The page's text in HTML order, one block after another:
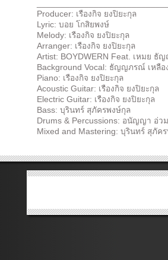
Producer: เรืองกิจ ยงปิยะกุล
Lyric: บอย โกสิยพงษ์
Melody: เรืองกิจ ยงปิยะกุล
Arranger: เรืองกิจ ยงปิยะกุล
Artist: BOYDWERN Feat. เหมย ธั
Background Vocal: ธัญญภรณ์ เหลือ
Piano: เรืองกิจ ยงปิยะกุล
Acoustic Guitar: เรืองกิจ ยงปิยะกุล
Electric Guitar: เรืองกิจ ยงปิยะกุล
Bass: บุรินทร์​ สุภัครพงษ์กุล
Drums & Percussions: อนัญญา อ่ว
Mixed and Mastering: บุรินทร์​ สุภัค